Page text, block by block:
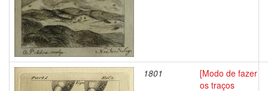
1801
[Modo de fazer
os traços